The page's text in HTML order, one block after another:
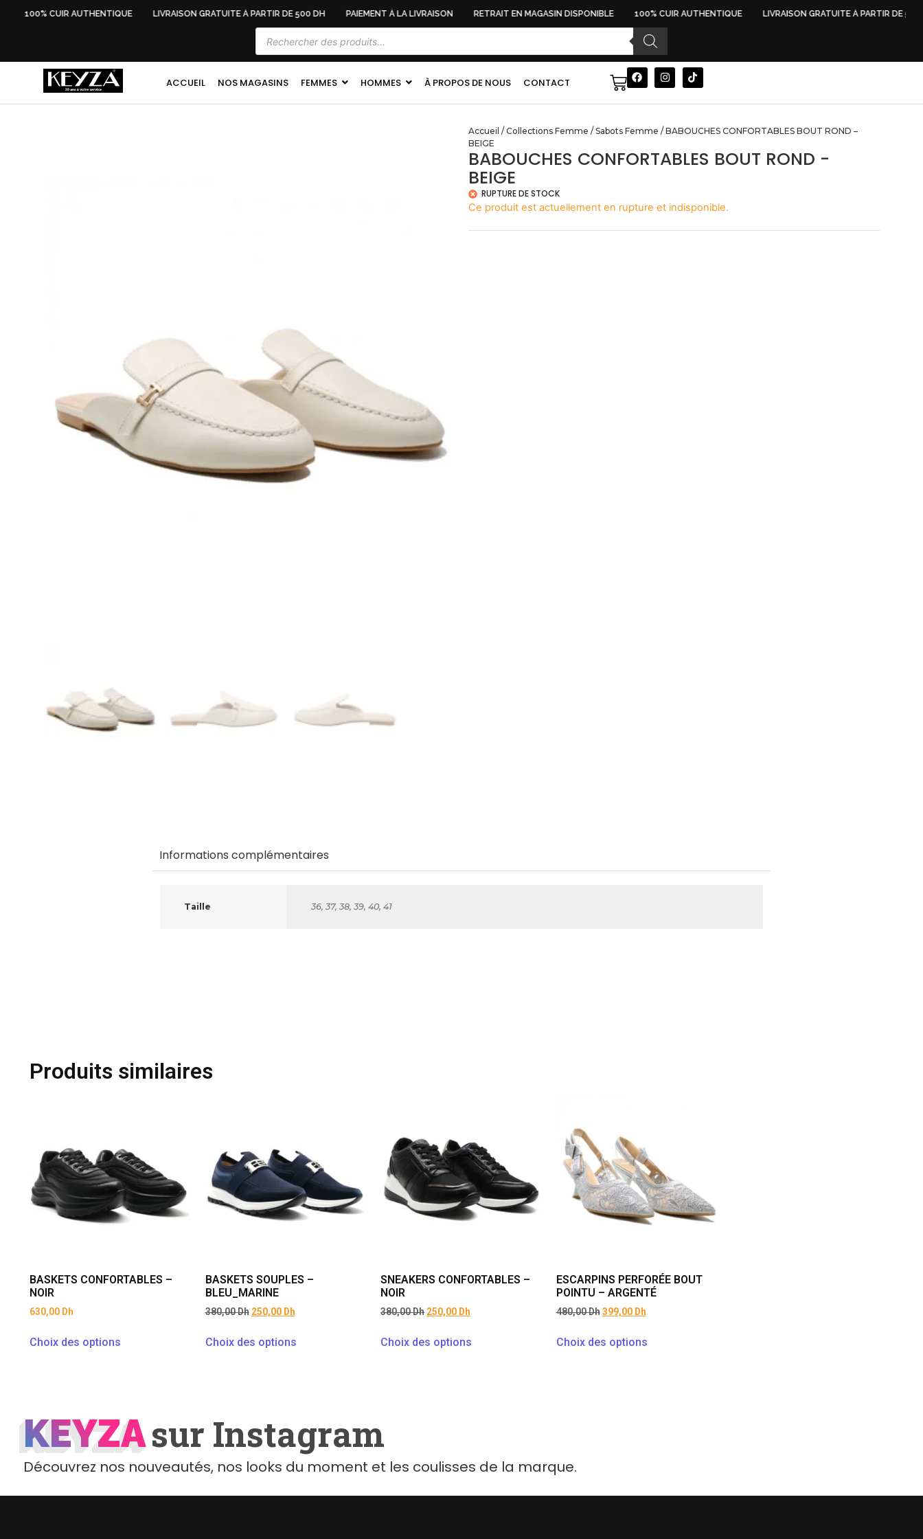
100% CUIR AUTHENTIQUE LIVRAISON GRATUITE À PARTIR DE 500 DH PAIEMENT À LA LIVRAISON RETRAIT EN MAGASIN DISPONIBLE 100% CUIR AUTHENTIQUE LIVRAISON GRATUITE À PARTIR DE 500
ACCUEIL NOS MAGASINS FEMMES HOMMES À PROPOS DE NOUS CONTACT
Accueil / Collections Femme / Sabots Femme / BABOUCHES CONFORTABLES BOUT ROND –
BEIGE
BABOUCHES CONFORTABLES BOUT ROND -
BEIGE
RUPTURE DE STOCK
Ce produit est actuellement en rupture et indisponible.
Informations complémentaires
Taille 36, 37, 38, 39, 40, 41
Produits similaires
BASKETS CONFORTABLES –
NOIR
630,00 Dh
Choix des options
BASKETS SOUPLES –
BLEU_MARINE
380,00Dh 250,00 Dh
Choix des options
SNEAKERS CONFORTABLES –
NOIR
380,00Dh 250,00 Dh
Choix des options
ESCARPINS PERFORÉE BOUT
POINTU – ARGENTÉ
480,00Dh 399,00 Dh
Choix des options
KEYZA
KEYZAsur Instagram
Découvrez nos nouveautés, nos looks du moment et les coulisses de la marque.